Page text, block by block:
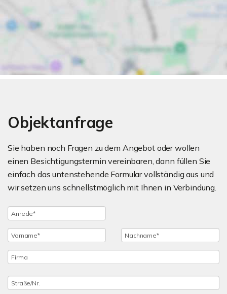
Objektanfrage
Sie haben noch Fragen zu dem Angebot oder wollen
einen Besichtigungstermin vereinbaren, dann füllen Sie
einfach das untenstehende Formular vollständig aus und
wir setzen uns schnellstmöglich mit Ihnen in Verbindung.